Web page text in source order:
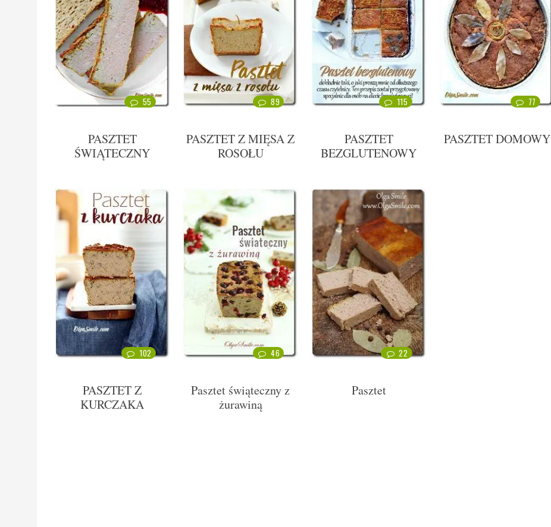
55
PASZTET
ŚWIĄTECZNY
89
PASZTET Z MIĘSA Z
ROSOŁU
115
PASZTET
BEZGLUTENOWY
77
PASZTET DOMOWY
102
PASZTET Z
KURCZAKA
46
Pasztet świąteczny z
żurawiną
22
Pasztet